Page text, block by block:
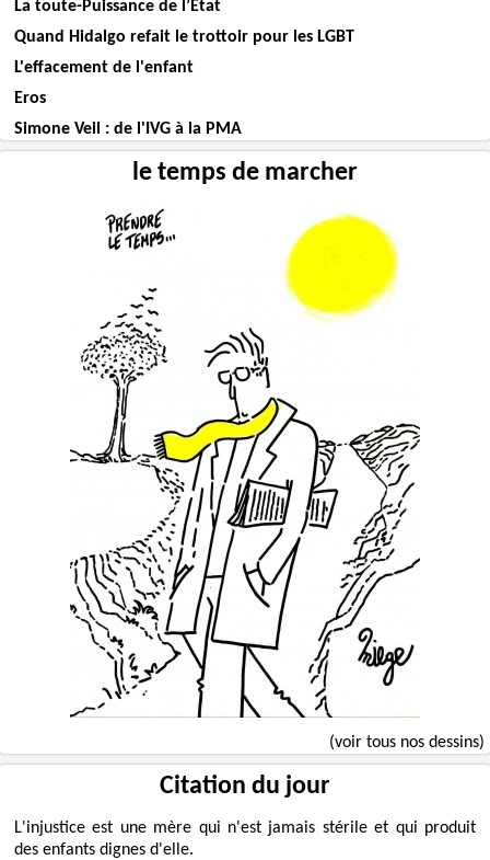
La toute-Puissance de l’Etat
Quand Hidalgo refait le trottoir pour les LGBT
L'effacement de l'enfant
Eros
Simone Veil : de l'IVG à la PMA
le temps de marcher
(voir tous nos dessins)
Citation du jour
L'injustice est une mère qui n'est jamais stérile et qui produit
des enfants dignes d'elle.